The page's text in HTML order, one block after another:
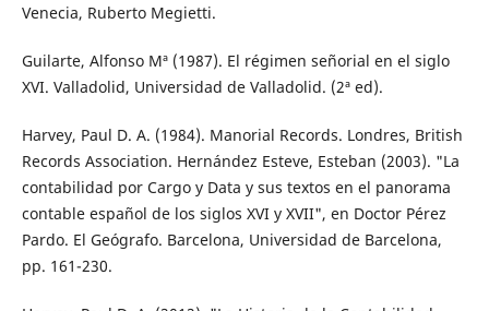
Venecia, Ruberto Megietti.
Guilarte, Alfonso Mª (1987). El régimen señorial en el siglo
XVI. Valladolid, Universidad de Valladolid. (2ª ed).
Harvey, Paul D. A. (1984). Manorial Records. Londres, British
Records Association. Hernández Esteve, Esteban (2003). "La
contabilidad por Cargo y Data y sus textos en el panorama
contable español de los siglos XVI y XVII", en Doctor Pérez
Pardo. El Geógrafo. Barcelona, Universidad de Barcelona,
pp. 161-230.